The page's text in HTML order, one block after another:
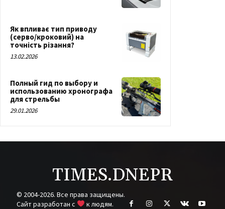
Як впливає тип приводу
(серво/кроковий) на
точність різання?
13.02.2026
Полный гид по выбору и
использованию хронографа
для стрельбы
29.01.2026
TIMES.DNEPR
© 2004-2026. Все права защищены.
Cайт разработан с
к людям.